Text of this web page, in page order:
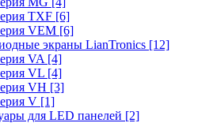
TXF [6]
VEM [6]
экраны LianTronics [12]
VA [4]
VL [4]
VH [3]
V [1]
для LED панелей [2]